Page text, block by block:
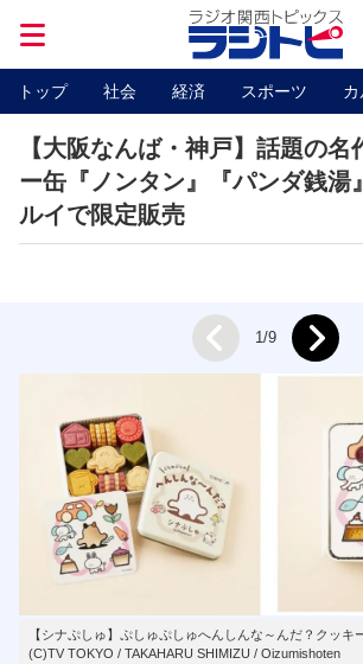
トップ 社会 経済 スポーツ
【大阪なんば・神戸】話題の名
ー缶『ノンタン』『パンダ銭
ルイで限定販売
【シナぷしゅ】ぷしゅぷしゅへんしんな～んだ？クッ
(C)TV TOKYO / TAKAHARU SHIMIZU / Oizumishoten
Prev 1/9